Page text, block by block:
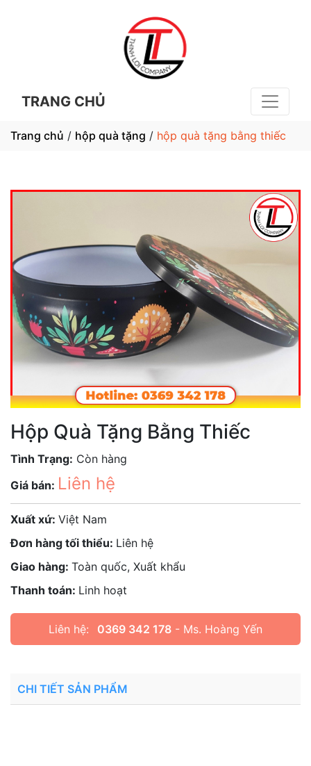
TRANG CHỦ
Trang chủ / hộp quà tặng / hộp quà tặng bằng thiếc
Hộp Quà Tặng Bằng Thiếc
Tình Trạng: Còn hàng
Giá bán: Liên hệ
Xuất xứ: Việt Nam
Đơn hàng tối thiểu: Liên hệ
Giao hàng: Toàn quốc, Xuất khẩu
Thanh toán: Linh hoạt
Liên hệ: 0369 342 178 - Ms. Hoàng Yến
CHI TIẾT SẢN PHẨM